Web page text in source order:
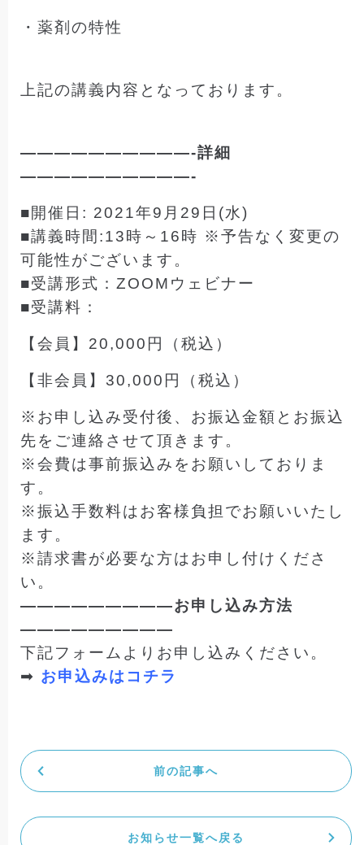
・薬剤の特性
上記の講義内容となっております。
——————————-詳細
——————————-
■開催日: 2021年9月29日(水)
■講義時間:13時～16時 ※予告なく変更の
可能性がございます。
■受講形式：ZOOMウェビナー
■受講料：
【会員】20,000円（税込）
【非会員】30,000円（税込）
※お申し込み受付後、お振込金額とお振込
先をご連絡させて頂きます。
※会費は事前振込みをお願いしておりま
す。
※振込手数料はお客様負担でお願いいたし
ます。
※請求書が必要な方はお申し付けくださ
い。
—————————お申し込み方法
—————————
下記フォームよりお申し込みください。
➡ お申込みはコチラ
前の記事へ
お知らせ一覧へ戻る